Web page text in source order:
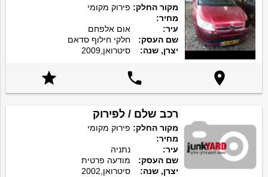
מקור החלק: פירוק מקומי
מחיר:
עיר:
אום אלפחם
שם העסק:
חלקי חילוף סדאם
יצרן, שנה:
סיטרואן,2009



רכב שלם / לפירוק
מקור החלק: פירוק מקומי
מחיר:
עיר:
נתניה
שם העסק:
מודעה פרטית
יצרן, שנה:
סיטרואן,2002